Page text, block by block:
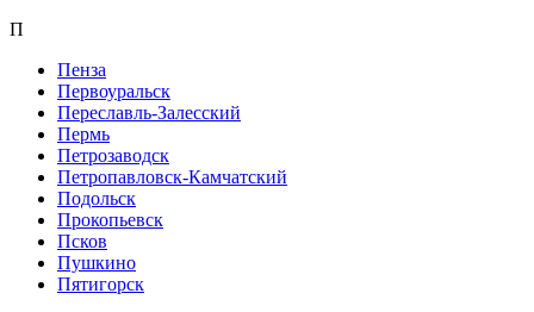
П
Пенза
Первоуральск
Переславль-Залесский
Пермь
Петрозаводск
Петропавловск-Камчатский
Подольск
Прокопьевск
Псков
Пушкино
Пятигорск